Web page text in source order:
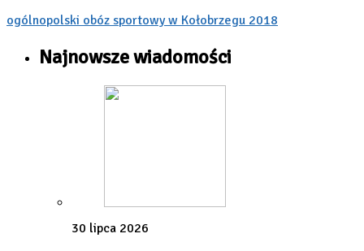
ogólnopolski obóz sportowy w Kołobrzegu 2018
Najnowsze wiadomości
30 lipca 2026